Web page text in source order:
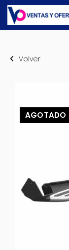
Volver
AGOTADO